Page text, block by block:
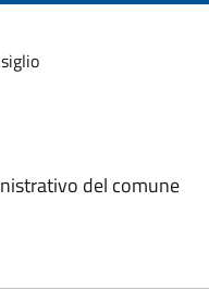
del comune